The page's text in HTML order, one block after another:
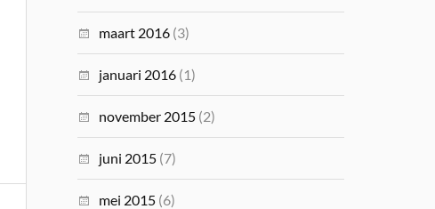
maart 2016 (3)
januari 2016 (1)
november 2015 (2)
juni 2015 (7)
mei 2015 (6)